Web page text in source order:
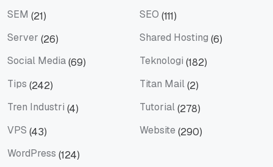
SEM (21) SEO (111)
Server (26) Shared Hosting (6)
Social Media(69) Teknologi (182)
Tips (242) Titan Mail(2)
Tren Industri (4) Tutorial(278)
VPS (43) Website (290)
WordPress (124)